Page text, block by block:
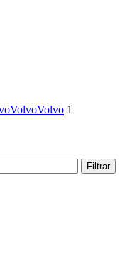
VolvoVolvo 1
Filtrar